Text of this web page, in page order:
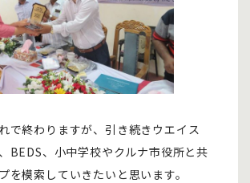
で終わりますが、引き続きウエイス
BEDS、小中学校やクルナ市役所と共
を模索していきたいと思います。